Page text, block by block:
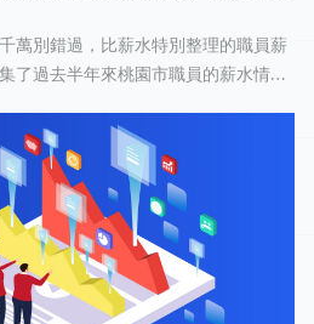
工作經歷，有 9 人認為這份工作「